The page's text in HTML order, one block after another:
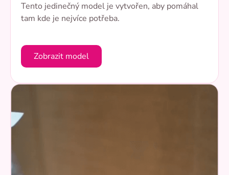
Tento jedinečný model je vytvořen, aby pomáhal
tam kde je nejvíce potřeba.
Zobrazit model